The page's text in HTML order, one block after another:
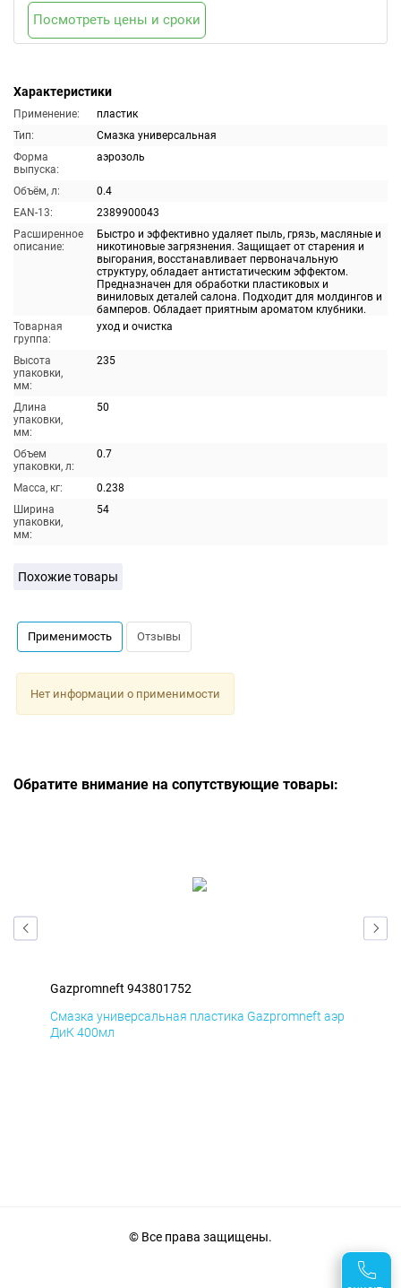
Характеристики
Применение:
пластик
Тип:
Смазка универсальная
Форма
выпуска:
аэрозоль
Объём, л:
0.4
EAN-13:
2389900043
Расширенное
описание:
Быстро и эффективно удаляет пыль, грязь, масляные и
никотиновые загрязнения. Защищает от старения и
выгорания, восстанавливает первоначальную
структуру, обладает антистатическим эффектом.
Предназначен для обработки пластиковых и
виниловых деталей салона. Подходит для молдингов и
бамперов. Обладает приятным ароматом клубники.
Товарная
группа:
уход и очистка
Высота
упаковки,
мм:
235
Длина
упаковки,
мм:
50
Объем
упаковки, л:
0.7
Масса, кг:
0.238
Ширина
упаковки,
мм:
54
Посмотреть цены и сроки
Похожие товары
Применимость Отзывы
Нет информации о применимости
Обратите внимание на сопутствующие товары:
Gazpromneft 943801752
Смазка универсальная пластика Gazpromneft аэр
ДиК 400мл
© Все права защищены.